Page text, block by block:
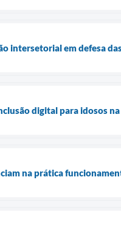
intersetorial em defesa
digital para idosos na
na prática